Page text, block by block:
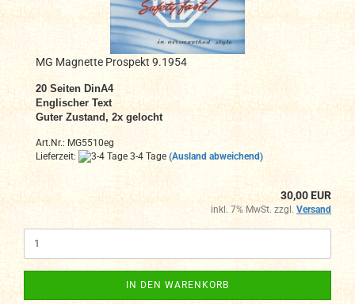
MG Magnette Prospekt 9.1954
20Seiten DinA4
Englischer Text
Guter Zustand, 2x gelocht
Art.Nr.: MG5510eg
Lieferzeit:
3-4 Tage (Ausland abweichend)
30,00 EUR
inkl. 7% MwSt. zzgl. Versand
IN DEN WARENKORB